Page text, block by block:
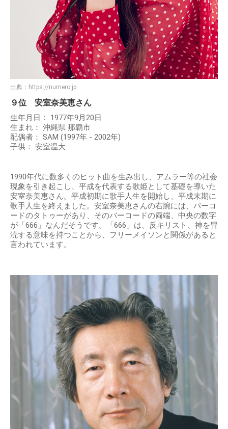
出典： https://numero.jp
９位 安室奈美恵さん
生年月日： 1977年9月20日
生まれ： 沖縄県 那覇市
配偶者： SAM (1997年 - 2002年)
子供： 安室温大
1990年代に数多くのヒット曲を生み出し、アムラー等の社会
現象を引き起こし、平成を代表する歌姫として基礎を導いた
安室奈美恵さん。平成初期に歌手人生を開始し、平成末期に
歌手人生を終えました。安室奈美恵さんの右腕には、バーコ
ードのタトゥーがあり、そのバーコードの両端、中央の数字
が「666」なんだそうです。「666」は、反キリスト、神を冒
涜する意味を持つことから、フリーメイソンと関係があると
言われています。